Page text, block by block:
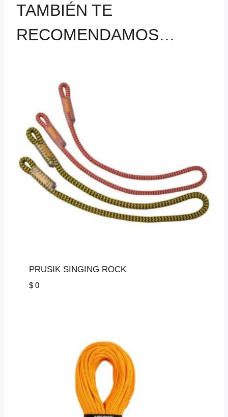
TAMBIÉN TE
RECOMENDAMOS…
PRUSIK SINGING ROCK
$0